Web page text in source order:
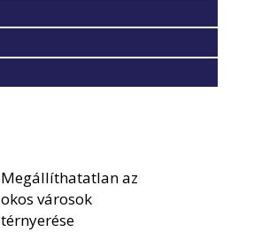
Megállíthatatlan az
okos városok
térnyerése